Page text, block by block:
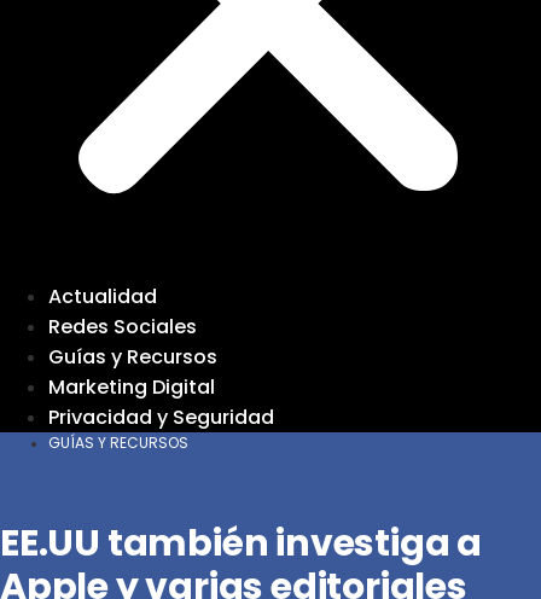
Actualidad
Redes Sociales
Guías y Recursos
Marketing Digital
Privacidad y Seguridad
GUÍAS Y RECURSOS
EE.UU también investiga a
Apple y varias editoriales